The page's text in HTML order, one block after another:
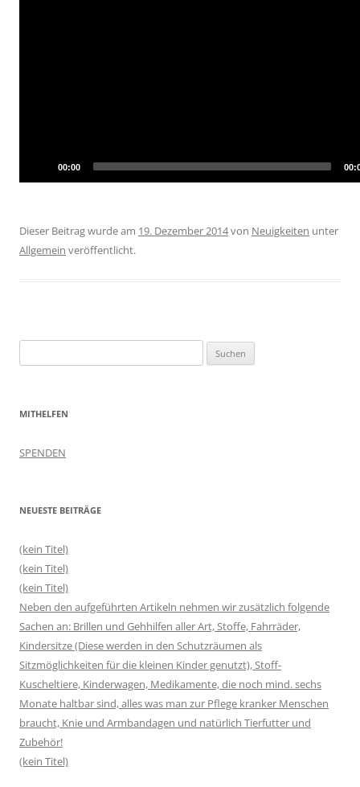
00:00
Dieser Beitrag wurde am 19. Dezember 2014von Neuigkeiten unter
Allgemein veröffentlicht.
nach:
MITHELFEN
SPENDEN
NEUESTE BEITRÄGE
(kein Titel)
(kein Titel)
(kein Titel)
Neben den aufgeführten Artikeln nehmen wir zusätzlich folgende
Sachen an: Brillen und Gehhilfen aller Art, Stoffe, Fahrräder,
Kindersitze (Diese werden in den Schutzräumen als
Sitzmöglichkeiten für die kleinen Kinder genutzt), Stoff-
Kuscheltiere, Kinderwagen, Medikamente, die noch mind. sechs
Monate haltbar sind, alles was man zur Pflege kranker Menschen
braucht, Knie und Armbandagen und natürlich Tierfutter und
Zubehör!
(kein Titel)